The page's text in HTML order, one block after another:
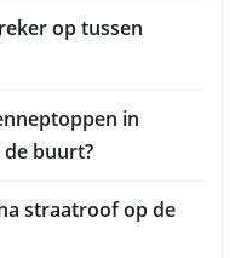
op tussen
in
buurt?
straatroof op de